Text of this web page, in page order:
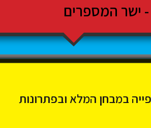
ישר המספרים
במבחן המלא ובפתרונות